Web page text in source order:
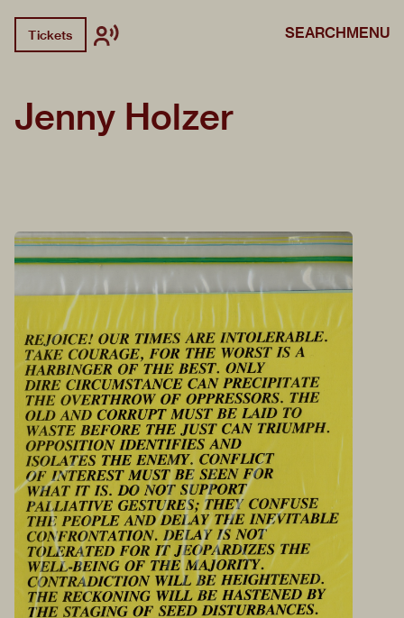
Tickets SEARCHMENU
Jenny Holzer